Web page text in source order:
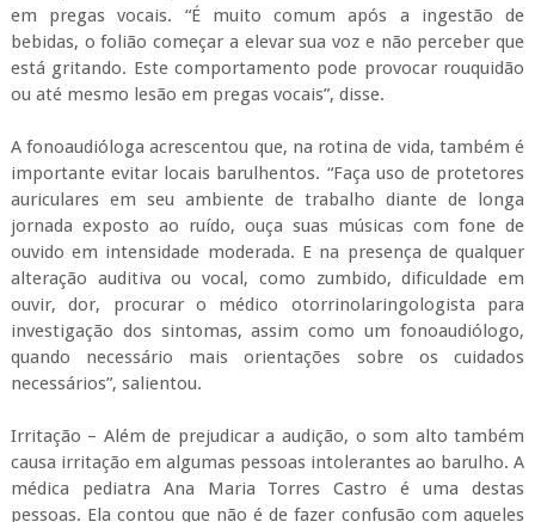
ouvir, dor, procurar o médico otorrinolaringologista para
investigação dos sintomas, assim como um fonoaudiólogo,
quando necessário mais orientações sobre os cuidados
necessários”, salientou.
Irritação – Além de prejudicar a audição, o som alto também
causa irritação em algumas pessoas intolerantes ao barulho. A
médica pediatra Ana Maria Torres Castro é uma destas
pessoas. Ela contou que não é de fazer confusão com aqueles
que gostam de escutar tudo acima da média, mas fica
irritadíssima. “Sempre me incomodou. Tenho até uma perda
auditiva já; mesmo em casa, o som da TV, às vezes, me
chateia”, contou.
Por Agência Alagoas
TAGS: CARNAVAL SAÚDE